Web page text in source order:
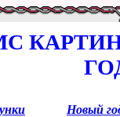
Новый